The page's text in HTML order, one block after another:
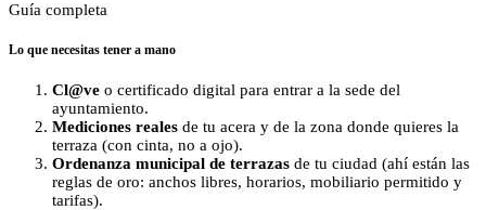
Guía completa
Lo que necesitas tener a mano
Cl@ve o certificado digital para entrar a la sede del
ayuntamiento.
Mediciones reales de tu acera y de la zona donde quieres la
terraza (con cinta, no a ojo).
Ordenanza municipal de terrazas de tu ciudad (ahí están las
reglas de oro: anchos libres, horarios, mobiliario permitido y
tarifas).